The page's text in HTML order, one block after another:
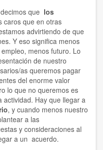
que los
caros que en otras
advirtiendo de que
Y eso significa menos
menos futuro. Lo
de nuestro
as queremos pagar
del enorme valor
lo que no queremos es
Hay que llegar a
, y cuando menos nuestro
a las
y consideraciones al
a un acuerdo.